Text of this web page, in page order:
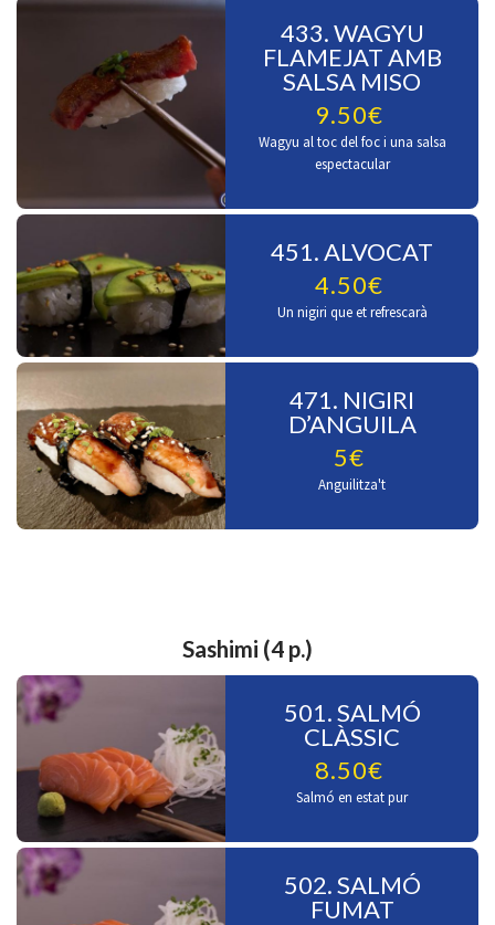
433. WAGYU
FLAMEJAT AMB
SALSA MISO
9.50€
Wagyu al toc del foc i una salsa
espectacular
451. ALVOCAT
4.50€
Un nigiri que et refrescarà
471. NIGIRI
D’ANGUILA
5€
Anguilitza't
Sashimi (4 p.)
501. SALMÓ
CLÀSSIC
8.50€
Salmó en estat pur
502. SALMÓ
FUMAT